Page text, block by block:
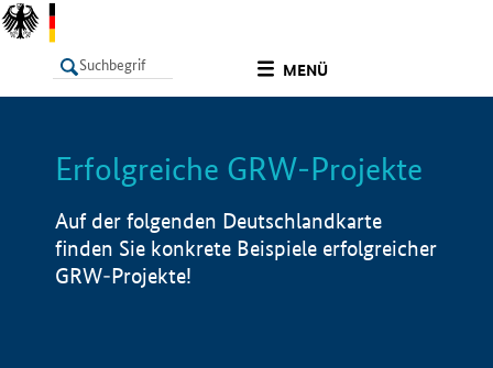
MENÜ
LISTE Info
Erfolgreiche GRW-Projekte
Auf der folgenden Deutschlandkarte
finden Sie konkrete Beispiele erfolgreicher
GRW-Projekte!